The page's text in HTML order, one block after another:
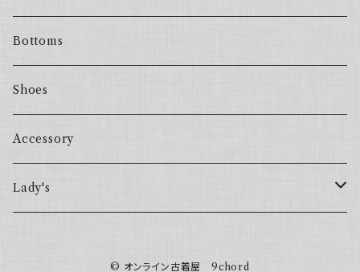
Bottoms
Shoes
Accessory
Lady's
© オンライン古着屋 9chord